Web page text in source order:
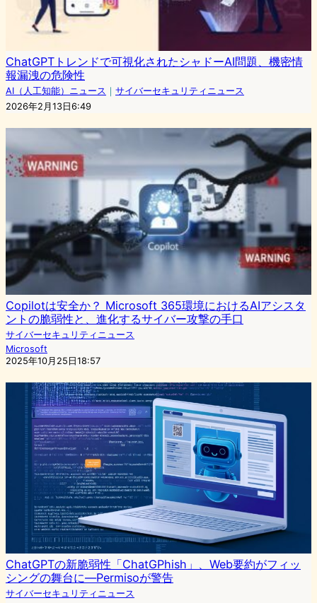
ChatGPTトレンドで可視化されたシャドーAI問題、機密情
報漏洩の危険性
AI（人工知能）ニュース ｜ サイバーセキュリティニュース
2026年2月13日6:49
Copilotは安全か？ Microsoft 365環境におけるAIアシスタ
ントの脆弱性と、進化するサイバー攻撃の手口
サイバーセキュリティニュース
Microsoft
2025年10月25日18:57
ChatGPTの新脆弱性「ChatGPhish」、Web要約がフィッ
シングの舞台に—Permisoが警告
サイバーセキュリティニュース